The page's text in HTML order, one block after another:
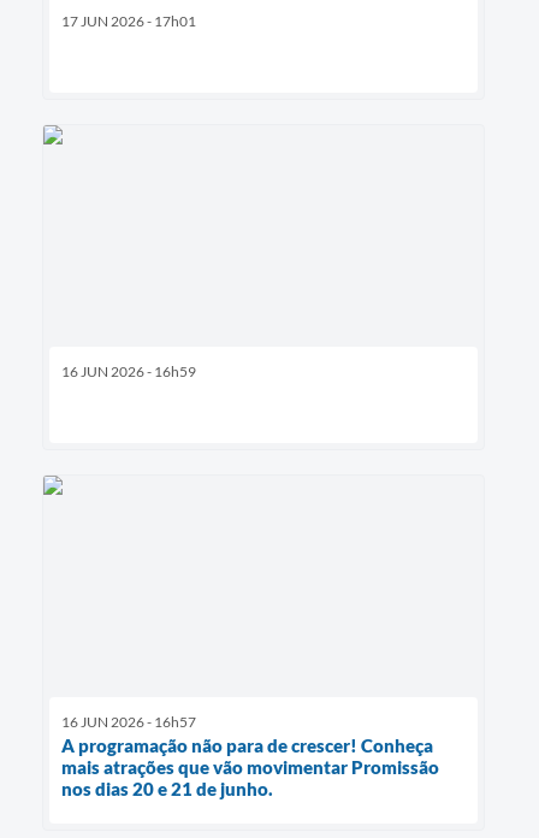
17 JUN 2026 - 17h01
16 JUN 2026 - 16h59
16 JUN 2026 - 16h57
A programação não para de crescer! Conheça
mais atrações que vão movimentar Promissão
nos dias 20 e 21 de junho.